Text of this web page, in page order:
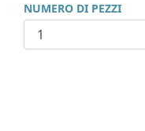
NUMERO DI PEZZI